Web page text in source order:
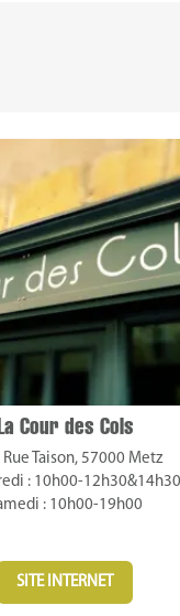
Cour des Cols
Rue Taison, 57000 Metz
: 10h00-
: 10h00-19h00
SITE INTERNET